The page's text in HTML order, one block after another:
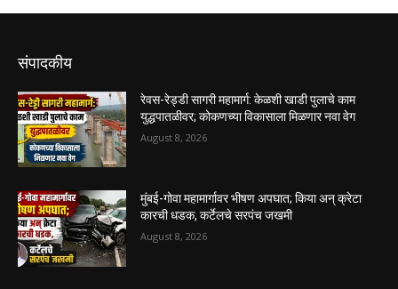
संपादकीय
रेवस-रेड्डी सागरी महामार्ग: केळशी खाडी पुलाचे काम
युद्धपातळीवर; कोकणच्या विकासाला मिळणार नवा वेग
August 8, 2026
मुंबई-गोवा महामार्गावर भीषण अपघात; किया अन् क्रेटा
कारची धडक, कर्टेलचे सरपंच जखमी
August 8, 2026